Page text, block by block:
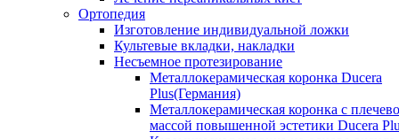
Ортопедия
Изготовление индивидуальной ложки
Культевые вкладки, накладки
Несъемное протезирование
Металлокерамическая коронка Ducera
Plus(Германия)
Металлокерамическая коронка с
массой повышенной эстетики Ducera